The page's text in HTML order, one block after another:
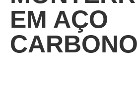
EM AÇO
CARBONO